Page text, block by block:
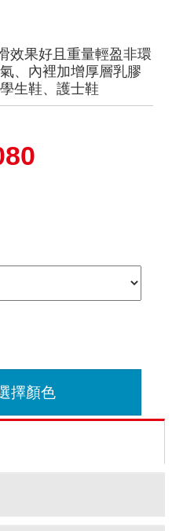
效果好且重量輕盈非環
、內裡加增厚層乳膠
生鞋、護士鞋
擇顏色